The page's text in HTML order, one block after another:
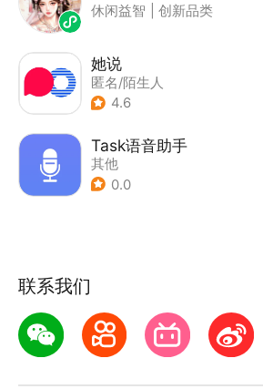
休闲益智 创新品类
她说
匿名/陌生人
4.6
Task语音助手
其他
0.0
联系我们